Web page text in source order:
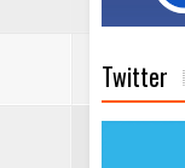
Twitter